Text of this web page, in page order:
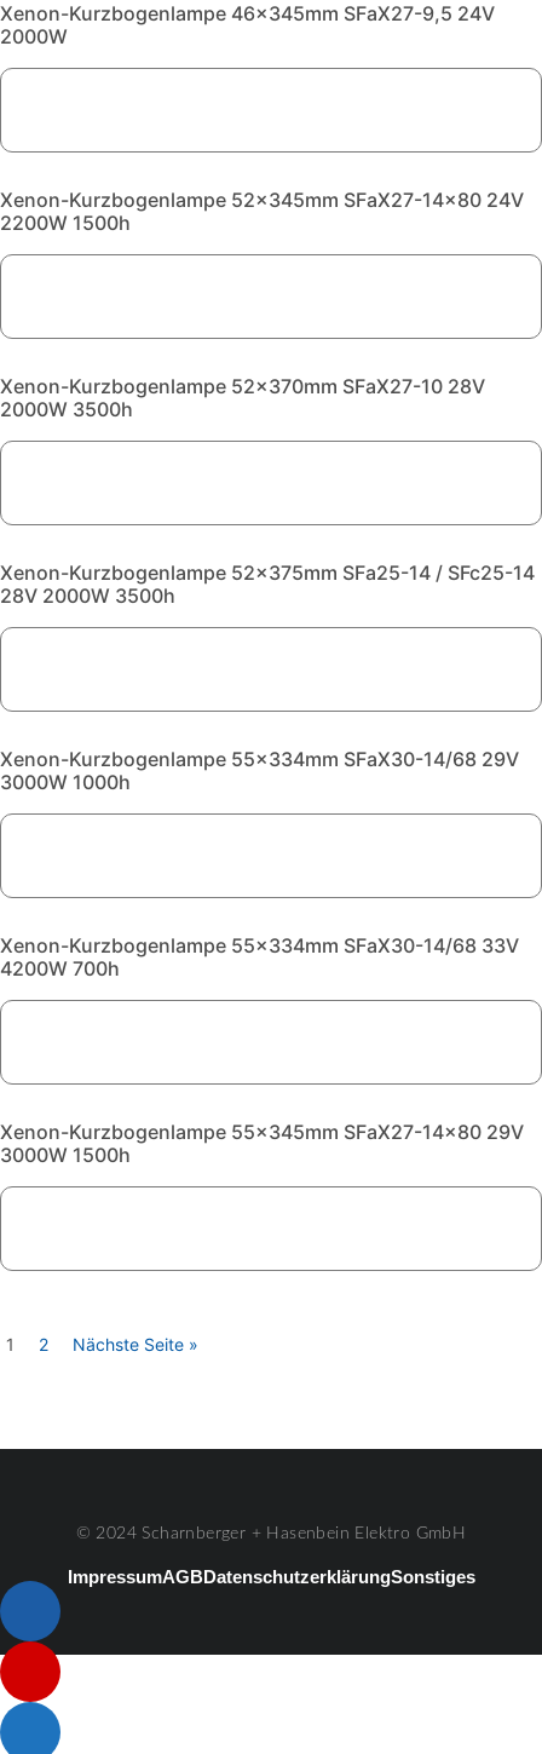
Xenon-Kurzbogenlampe 46x345mm SFaX27-9,5 24V
2000W
Xenon-Kurzbogenlampe 52x345mm SFaX27-14x80 24V
2200W 1500h
Xenon-Kurzbogenlampe 52x370mm SFaX27-10 28V
2000W 3500h
Xenon-Kurzbogenlampe 52x375mm SFa25-14 / SFc25-14
28V 2000W 3500h
Xenon-Kurzbogenlampe 55x334mm SFaX30-14/68 29V
3000W 1000h
Xenon-Kurzbogenlampe 55x334mm SFaX30-14/68 33V
4200W 700h
Xenon-Kurzbogenlampe 55x345mm SFaX27-14x80 29V
3000W 1500h
1 2 Nächste Seite »
© 2024 Scharnberger + Hasenbein Elektro GmbH
ImpressumAGBDatenschutzerklärungSonstiges
Listenelement #1
Listenelement